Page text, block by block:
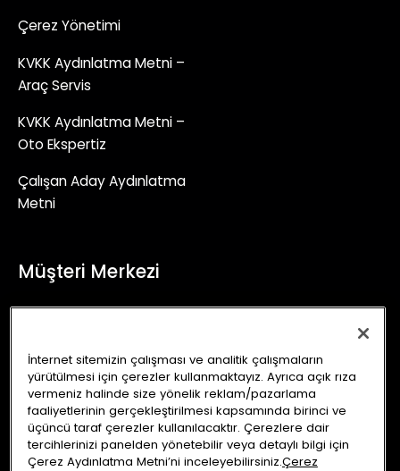
Çerez Yönetimi
KVKK Aydınlatma Metni –
Araç Servis
KVKK Aydınlatma Metni –
Oto Ekspertiz
Çalışan Aday Aydınlatma
Metni
Müşteri Merkezi
İletişim Formu
info@autoking.com.tr
İnternet sitemizin çalışması ve analitik çalışmaların
yürütülmesi için çerezler kullanmaktayız. Ayrıca açık rıza
vermeniz halinde size yönelik reklam/pazarlama
faaliyetlerinin gerçekleştirilmesi kapsamında birinci ve
üçüncü taraf çerezler kullanılacaktır. Çerezlere dair
tercihlerinizi panelden yönetebilir veya detaylı bilgi için
Çerez Aydınlatma Metni’ni inceleyebilirsiniz.Çerez